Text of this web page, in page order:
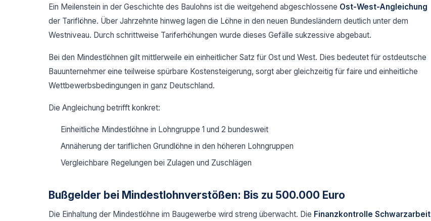
Ein Meilenstein in der Geschichte des Baulohns ist die weitgehend abgeschlossene Ost-West-Angleichung
der Tariflöhne. Über Jahrzehnte hinweg lagen die Löhne in den neuen Bundesländern deutlich unter dem
Westniveau. Durch schrittweise Tariferhöhungen wurde dieses Gefälle sukzessive abgebaut.
Bei den Mindestlöhnen gilt mittlerweile ein einheitlicher Satz für Ost und West. Dies bedeutet für ostdeutsche
Bauunternehmer eine teilweise spürbare Kostensteigerung, sorgt aber gleichzeitig für faire und einheitliche
Wettbewerbsbedingungen in ganz Deutschland.
Die Angleichung betrifft konkret:
Einheitliche Mindestlöhne in Lohngruppe 1 und 2 bundesweit
Annäherung der tariflichen Grundlöhne in den höheren Lohngruppen
Vergleichbare Regelungen bei Zulagen und Zuschlägen
Bußgelder bei Mindestlohnverstößen: Bis zu 500.000 Euro
Die Einhaltung der Mindestlöhne im Baugewerbe wird streng überwacht. Die Finanzkontrolle Schwarzarbeit